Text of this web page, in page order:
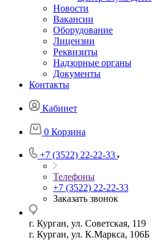
Новости
Вакансии
Оборудование
Лицензии
Реквизиты
Надзорные органы
Документы
Контакты
Кабинет
0 Корзина
+7 (3522) 22-22-33
Телефоны
+7 (3522) 22-22-33
Заказать звонок
г. Курган, ул. Советская, 119
г. Курган, ул. К.Маркса, 106Б